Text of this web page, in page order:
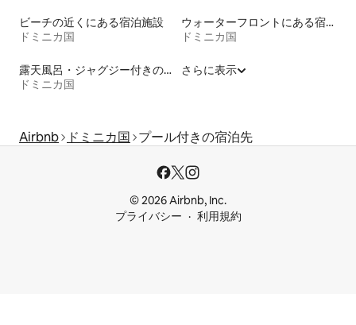
ビーチの近くにある宿泊施設
ドミニカ国
ウォーターフロントにある宿泊施設
ドミニカ国
露天風呂・ジャグジー付きの宿泊施設
ドミニカ国
さらに表示
Airbnb ドミニカ国 プール付きの宿泊先
© 2026 Airbnb, Inc.
プライバシー
利用規約